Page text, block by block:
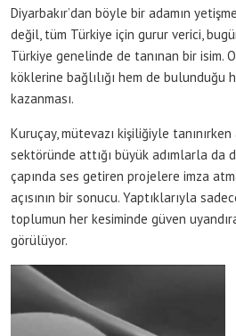
Diyarbakır’dan böyle bir adamın
değil, tüm Türkiye için gurur verici,
Türkiye genelinde de tanınan bir isim.
köklerine bağlılığı hem de bulunduğu
kazanması.
Kuruçay, mütevazı kişiliğiyle
sektöründe attığı büyük adımlarla da
çapında ses getiren projelere imza
açısının bir sonucu. Yaptıklarıyla
toplumun her kesiminde güven
görülüyor.